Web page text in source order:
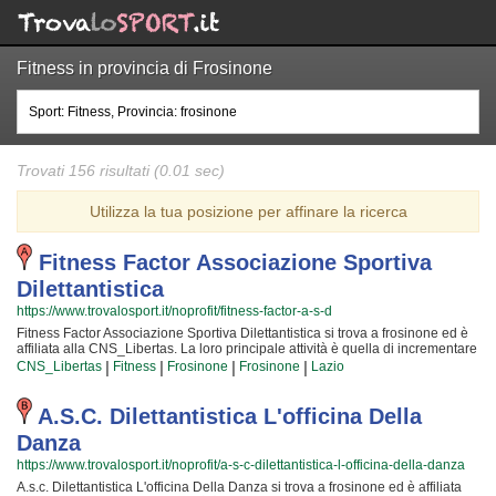
Fitness in provincia di Frosinone
Trovati 156 risultati (0.01 sec)
Utilizza la tua posizione per affinare la ricerca
Fitness Factor Associazione Sportiva
Dilettantistica
https://www.trovalosport.it/noprofit/fitness-factor-a-s-d
Fitness Factor Associazione Sportiva Dilettantistica si trova a frosinone ed è
affiliata alla CNS_Libertas. La loro principale attività è quella di incrementare
la forma fisica e il benessere delle persone organizzando attività sul territorio
(anche per bambini e ragazzi). Le loro lezioni servono a sviluppare le
capacità motorie e fisiche ed a servono a il proprio aspetto fisico per
conquistare una maggior sicurezza individuale operando anche sulla propria
autostima. I loro istruttori sono i migliori della zona e si preparano
costantemente partecipando agli aggiornamenti {text_aff3} per assicurare la
massima serenità e professionalità ai loro iscritti. Il risultato e il divertimento
che nascono facendo fitness rendono questa attività davvero speciale, per
cui, una volta che sarete partiti, non potrete più farne a meno! Provateci!!!
CNS_Libertas | Fitness | Frosinone | Frosinone | Lazio
A.s.c. Dilettantistica L'officina Della
Danza
https://www.trovalosport.it/noprofit/a-s-c-dilettantistica-l-officina-della-danza
A.s.c. Dilettantistica L'officina Della Danza si trova a frosinone ed è affiliata